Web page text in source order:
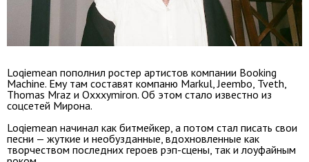
Loqiemean пополнил ростер артистов компании Booking
Machine. Ему там составят компаню Markul, Jeembo, Tveth,
Thomas Mraz и Oxxxymiron. Об этом стало известно из
соцсетей Мирона.
Loqiemean начинал как битмейкер, а потом стал писать свои
песни — жуткие и необузданные, вдохновленные как
творчеством последних героев рэп-сцены, так и лоуфайным